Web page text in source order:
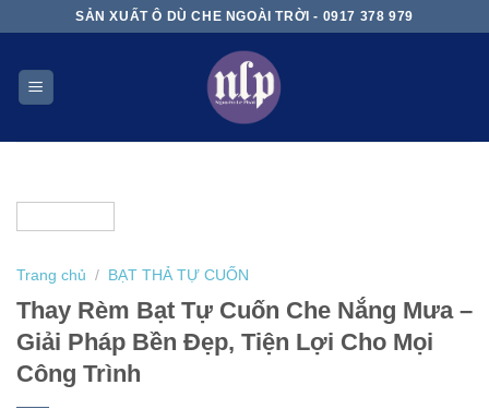
content
SẢN XUẤT Ô DÙ CHE NGOÀI TRỜI - 0917 378 979
Trang chủ / BẠT THẢ TỰ CUỐN
Thay Rèm Bạt Tự Cuốn Che Nắng Mưa –
Giải Pháp Bền Đẹp, Tiện Lợi Cho Mọi
Công Trình